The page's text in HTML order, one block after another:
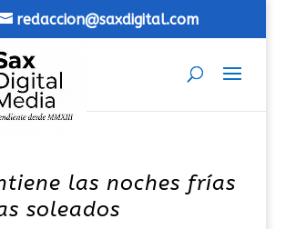
redaccion@saxdigital.com
las noches frías
soleados